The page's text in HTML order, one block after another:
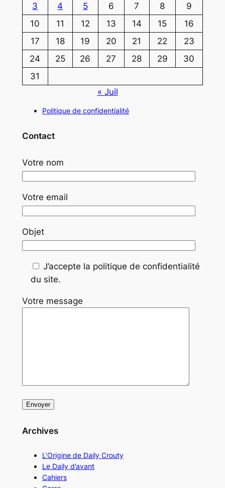
3
4 5 6 7 8
9
10
11 12 13 14 15
16
17
18 19 20 21 22
23
24
25 26 27 28 29
30
31
« Juil
Politique de confidentialité
Contact
Votre nom
Votre email
Objet
J’accepte la politique de confidentialité
du site.
Votre message
Archives
L’Origine de Daily Crouty
Le Daily d’avant
Cahiers